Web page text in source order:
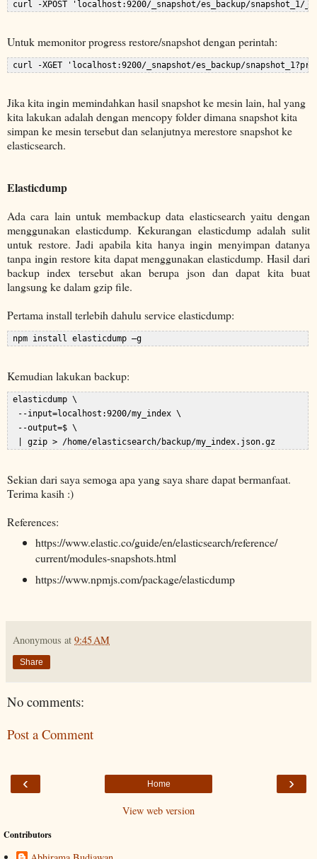
Untuk memonitor progress restore/snapshot dengan perintah:
Jika kita ingin memindahkan hasil snapshot ke mesin lain, hal yang
kita lakukan adalah dengan mencopy folder dimana snapshot kita
simpan ke mesin tersebut dan selanjutnya merestore snapshot ke
elasticsearch.
Elasticdump
Ada cara lain untuk membackup data elasticsearch yaitu dengan
menggunakan elasticdump. Kekurangan elasticdump adalah sulit
untuk restore. Jadi apabila kita hanya ingin menyimpan datanya
tanpa ingin restore kita dapat menggunakan elasticdump. Hasil dari
backup index tersebut akan berupa json dan dapat kita buat
langsung ke dalam gzip file.
Pertama install terlebih dahulu service elasticdump:
Kemudian lakukan backup:
elasticdump \
  --input=localhost:9200/my_index \
  --output=$ \
Sekian dari saya semoga apa yang saya share dapat bermanfaat.
Terima kasih :)
References:
https://www.elastic.co/guide/en/elasticsearch/reference/
current/modules-snapshots.html
https://www.npmjs.com/package/elasticdump
Anonymous at 9:45 AM
Share
No comments:
Post a Comment
‹ ›
Home
View web version
Contributors